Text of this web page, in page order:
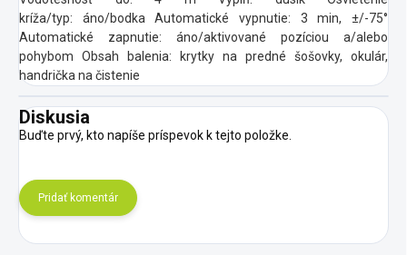
kríža/typ: áno/bodka
Automatické vypnutie: 3 min, ±/-75°
Automatické zapnutie: áno/aktivované pozíciou a/alebo
pohybom Obsah balenia: krytky na predné šošovky, okulár,
handrička na čistenie
Diskusia
Buďte prvý, kto napíše príspevok k tejto položke.
Pridať komentár